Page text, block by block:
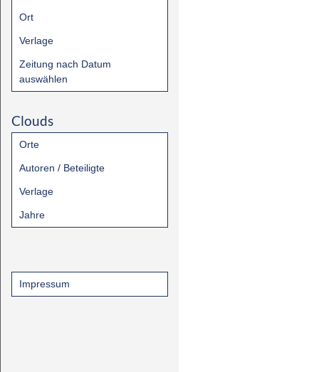
Ort
Verlage
Zeitung nach Datum
auswählen
Clouds
Orte
Autoren / Beteiligte
Verlage
Jahre
Impressum